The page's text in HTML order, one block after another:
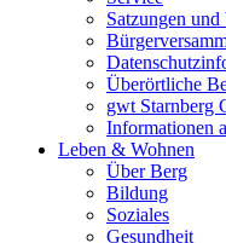
Satzungen
Überörtliche
gwt Starnberg
Informationen
Leben & Wohnen
Über Berg
Bildung
Soziales
Gesundheit